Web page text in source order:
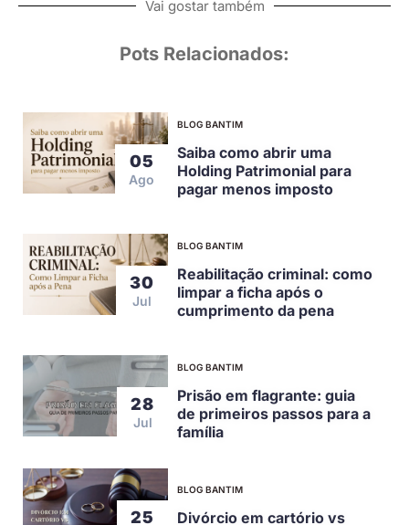
Vai gostar também
Pots Relacionados:
05
Ago
BLOG BANTIM
Saiba como abrir uma
Holding Patrimonial para
pagar menos imposto
30
Jul
BLOG BANTIM
Reabilitação criminal: como
limpar a ficha após o
cumprimento da pena
28
Jul
BLOG BANTIM
Prisão em flagrante: guia
de primeiros passos para a
família
25
BLOG BANTIM
Divórcio em cartório vs